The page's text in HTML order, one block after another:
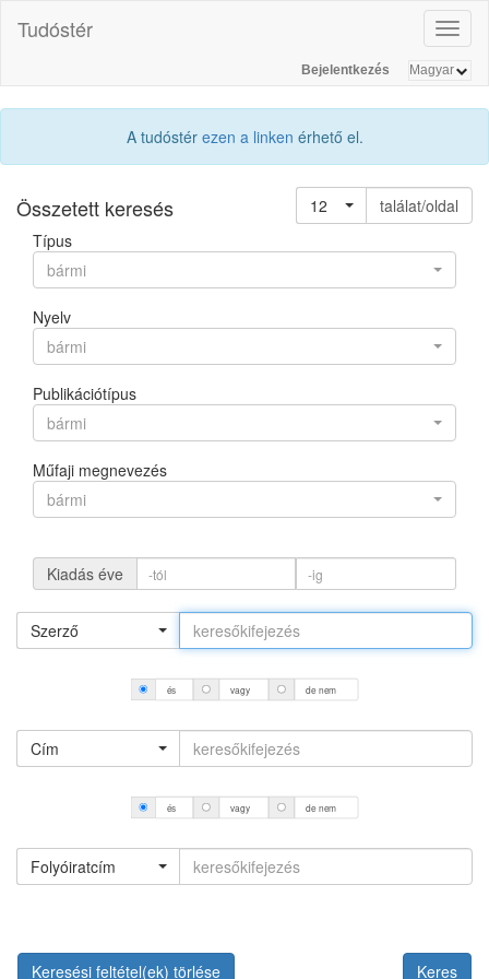
Tudóstér
Bejelentkezés
A tudóstér ezen a linken érhető el.
Összetett keresés 12
találat/oldal
Típus
bármi
Nyelv
bármi
Publikációtípus
bármi
Műfaji megnevezés
bármi
Kiadás éve
Szerző
és vagy de nem
Cím
és vagy de nem
Folyóiratcím
Keresési feltétel(ek) törlése